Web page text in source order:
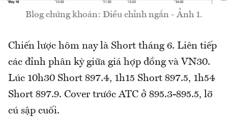
Blog chứng khoán: Điều chỉnh ngắn - Ảnh 1.
Chiến lược hôm nay là Short tháng 6. Liên tiếp
các đỉnh phân kỳ giữa giá hợp đồng và VN30.
Lúc 10h30 Short 897.4, 1h15 Short 897.5, 1h54
Short 897.9. Cover trước ATC ở 895.3-895.5, lỡ
cú sập cuối.